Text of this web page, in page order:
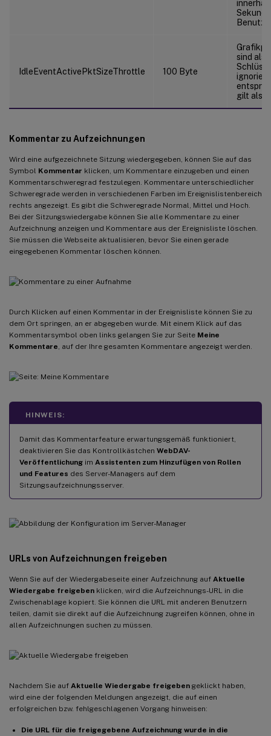
IdleEventActivePktSizeThrottle 100 Byte
sind als
ignoriert
gilt als
Kommentar zu Aufzeichnungen
Wird eine aufgezeichnete Sitzung wiedergegeben, können Sie auf das
Symbol Kommentar klicken, um Kommentare einzugeben und einen
Kommentarschweregrad festzulegen. Kommentare unterschiedlicher
Schweregrade werden in verschiedenen Farben im Ereignislistenbereich
rechts angezeigt. Es gibt die Schweregrade Normal, Mittel und Hoch.
Bei der Sitzungswiedergabe können Sie alle Kommentare zu einer
Aufzeichnung anzeigen und Kommentare aus der Ereignisliste löschen.
Sie müssen die Webseite aktualisieren, bevor Sie einen gerade
eingegebenen Kommentar löschen können.
Durch Klicken auf einen Kommentar in der Ereignisliste können Sie zu
dem Ort springen, an er abgegeben wurde. Mit einem Klick auf das
Kommentarsymbol oben links gelangen Sie zur Seite Meine
Kommentare , auf der Ihre gesamten Kommentare angezeigt werden.
HINWEIS:
Damit das Kommentarfeature erwartungsgemäß funktioniert,
deaktivieren Sie das Kontrollkästchen WebDAV-
Veröffentlichung im Assistenten zum Hinzufügen von Rollen
und Features des Server-Managers auf dem
Sitzungsaufzeichnungsserver.
URLs von Aufzeichnungen freigeben
Wenn Sie auf der Wiedergabeseite einer Aufzeichnung auf Aktuelle
Wiedergabe freigeben klicken, wird die Aufzeichnungs-URL in die
Zwischenablage kopiert. Sie können die URL mit anderen Benutzern
teilen, damit sie direkt auf die Aufzeichnung zugreifen können, ohne in
allen Aufzeichnungen suchen zu müssen.
Nachdem Sie auf Aktuelle Wiedergabe freigeben geklickt haben,
wird eine der folgenden Meldungen angezeigt, die auf einen
erfolgreichen bzw. fehlgeschlagenen Vorgang hinweisen:
Die URL für die freigegebene Aufzeichnung wurde in die